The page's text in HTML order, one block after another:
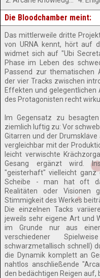
Die Bloodchamber meint:
Das mittlerweile dritte
von URNA kennt, hört auf
widmet sich auf "Ubi
Phase im Leben des
Passend zur thematischen
der vier Tracks zwischen
Effekten und gelegentlichen
des Protagonisten recht
Im Gegensatz zu
ziemlich luftig zu: Vor
Gitarren und der
vergleichbar mit der
leicht verwischte
Gesang ergänzt wird.
"geisterhaft" vielleicht
Scheibe - man hat oft
Realitäten oder
Stimmigkeit des Werkes
Die einzelnen Tacks
jeweils sehr eigene Art und
im Grunde nur aus
verschiedener
schwarzmetallisch schnell)
die Dynamik komplett an
nahtlos anschließende
den bedächtigen Reigen auf,